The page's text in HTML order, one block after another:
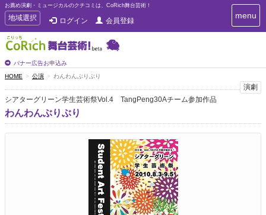
お薦め演劇・ミュージカルのクチコミは、CoRich舞台芸術！
T
o
g
g
e
n
a
v
i
g
地域選択 ログイン 会員登録
バナー広告お申込み
T
o
i
g
menu
HOME 公演 わんわんぶりぶり
演劇
シアターグリーン学生芸術祭Vol.4 TangPeng30Aチーム参加作品
わんわんぶりぶり